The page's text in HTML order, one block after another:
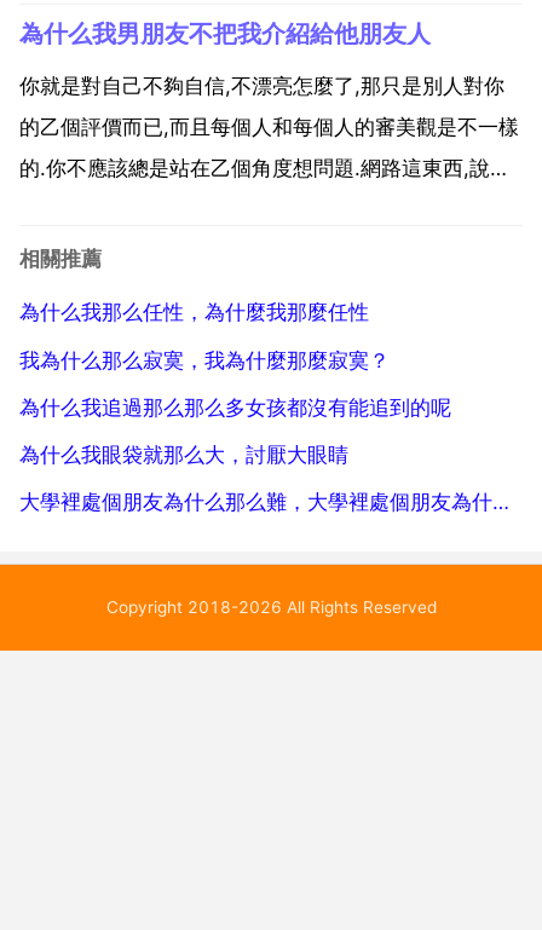
如果 路前面有自己期待的動力，譬如漂亮的衣服，男友
的寵愛，朋友的艷羨，那也值得自己對自己狠一把，值
得自己拼一...
為什么我男朋友不把我介紹給他朋友人
你就是對自己不夠自信,不漂亮怎麼了,那只是別人對你
的乙個評價而已,而且每個人和每個人的審美觀是不一樣
的.你不應該總是站在乙個角度想問題.網路這東西,說實
為什麼不找乙個你了解的人.而要沉迷於網路世界?你沒
相關推薦
為什么我那么任性，為什麼我那麼任性
我為什么那么寂寞，我為什麼那麼寂寞？
為什么我追過那么那么多女孩都沒有能追到的呢
為什么我眼袋就那么大，討厭大眼睛
大學裡處個朋友為什么那么難，大學裡處個朋友為什麼那麼難
Copyright 2018-2026 All Rights Reserved